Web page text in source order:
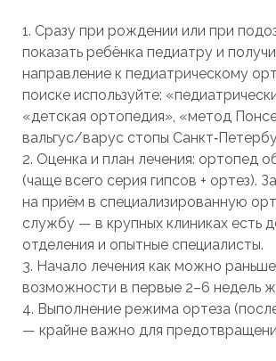
1. Сразу при рождении или при
показать ребёнка педиатру и
направление к педиатрическому
поиске используйте:
«детская ортопедия», «метод
вальгус/варус стопы
2. Оценка и план лечения: ортопед
(чаще всего серия гипсов + ортез).
на приём в специализированную
службу — в крупных клиниках есть
отделения и опытные специалисты.
3. Начало лечения как можно
возможности в первые 2–6 недель
4. Выполнение режима ортеза
— крайне важно для